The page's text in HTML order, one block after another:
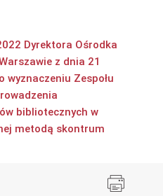
Dyrektora Ośrodka
z dnia 21
wyznaczeniu Zespołu
bibliotecznych w
metodą skontrum